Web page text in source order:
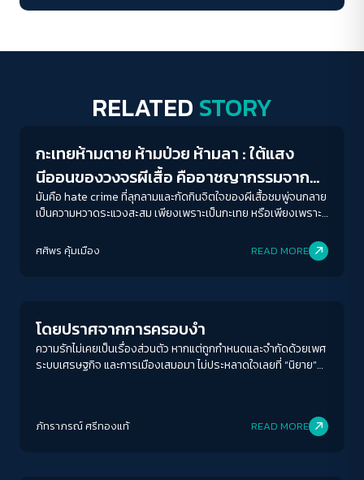
RELATED STORY
Gender & Sexuality
กะเทยห้ามตาย ห้ามป่วย ห้ามลา : ใต้แสง
นีออนของวงจรผีเสื้อ คืออาชญากรรมจาก
ความเกลียดชัง Sex Worker
มันคือ hate crime ที่ลุกลามและกัดกินจิตใจของผีเสื้อชมพู่จนกลาย
เป็นความหวาดระแวงสะสม เพียงเพราะเป็นกะเทย หรือเพียงเพราะ
ศศิพร คุ้มเมือง READ MORE
โดยปราศจากการครอบงำ
ความรักไม่เคยเป็นเรื่องส่วนตัว หากแต่ถูกกำหนดและจำกัดด้วยเพศ
ระบบเศรษฐกิจ และการเมืองเสมอมา ไม่ประหลาดใจเลยที่ “นิยาย”
ภัทราภรณ์ ศรีทองแท้ READ MORE